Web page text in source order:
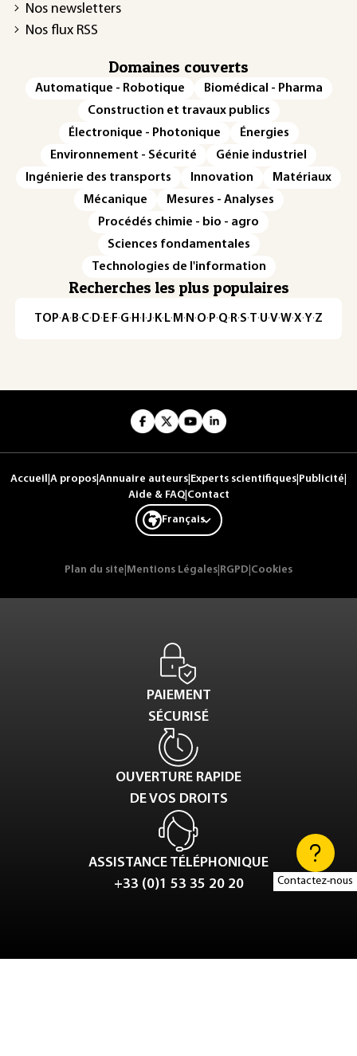
Contactez-nous
Nos newsletters
Nos flux RSS
Domaines couverts
Automatique - Robotique
Biomédical - Pharma
Construction et travaux publics
Électronique - Photonique
Énergies
Environnement - Sécurité
Génie industriel
Ingénierie des transports
Innovation
Matériaux
Mécanique
Mesures - Analyses
Procédés chimie - bio - agro
Sciences fondamentales
Technologies de l'information
Recherches les plus populaires
TOP·A·B·C· D· E· F·G· H · ·J· K· L· M · N ·O· P·Q· R·S·T·U·V·W·X·Y·Z
Accueil A propos Annuaire auteurs Experts scientifiques Publicité
Aide & FAQ| Contact
Français
Plan du site Mentions Légales RGPD Cookies
PAIEMENT
SÉCURISÉ
OUVERTURE RAPIDE
DE VOS DROITS
ASSISTANCE TÉLÉPHONIQUE
+33 (0)1 53 35 20 20